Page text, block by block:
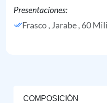
Presentaciones:
Frasco , Jarabe , 60
COMPOSICIÓN